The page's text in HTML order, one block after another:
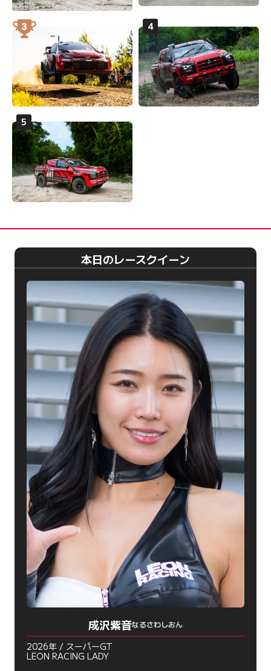
本日のレースクイーン
成沢紫音なるさわしおん
2026年 / スーパーGT
LEON RACING LADY